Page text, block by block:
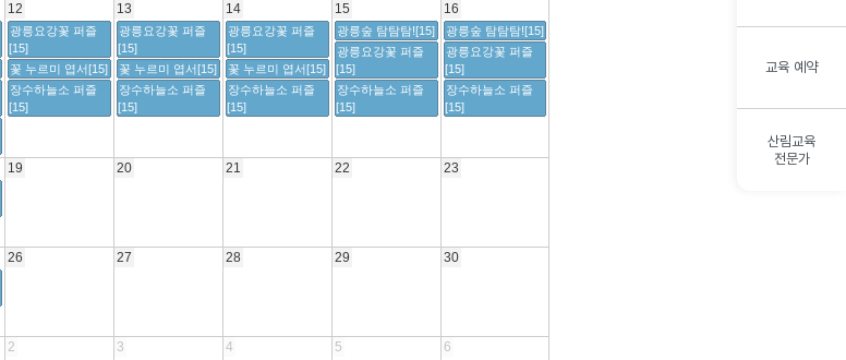
12 13 14 15 16
19 20 21 22 23
26 27 28 29 30
2 3 4 5 6
광릉요강꽃 퍼즐
[15]
광릉요강꽃 퍼즐
[15]
광릉요강꽃 퍼즐
[15]
광릉숲 탐탐탐![15] 광릉숲 탐탐탐![15]
꽃 누르미 엽서[15] 꽃 누르미 엽서[15] 꽃 누르미 엽서[15]
광릉요강꽃 퍼즐
[15]
광릉요강꽃 퍼즐
[15]
장수하늘소 퍼즐
[15]
장수하늘소 퍼즐
[15]
장수하늘소 퍼즐
[15]
장수하늘소 퍼즐
[15]
장수하늘소 퍼즐
[15]
교육 예약
산림교육
전문가